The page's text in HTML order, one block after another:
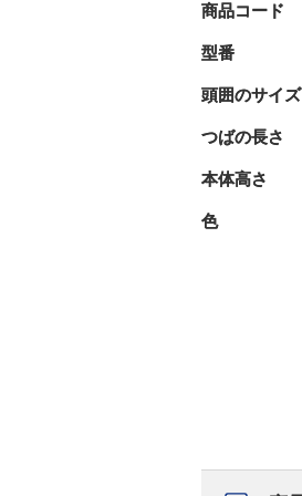
商品コード
型番
頭囲のサイズ
つばの長さ
本体高さ
色